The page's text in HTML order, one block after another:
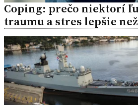
Coping: prečo niektorí
traumu a stres lepšie